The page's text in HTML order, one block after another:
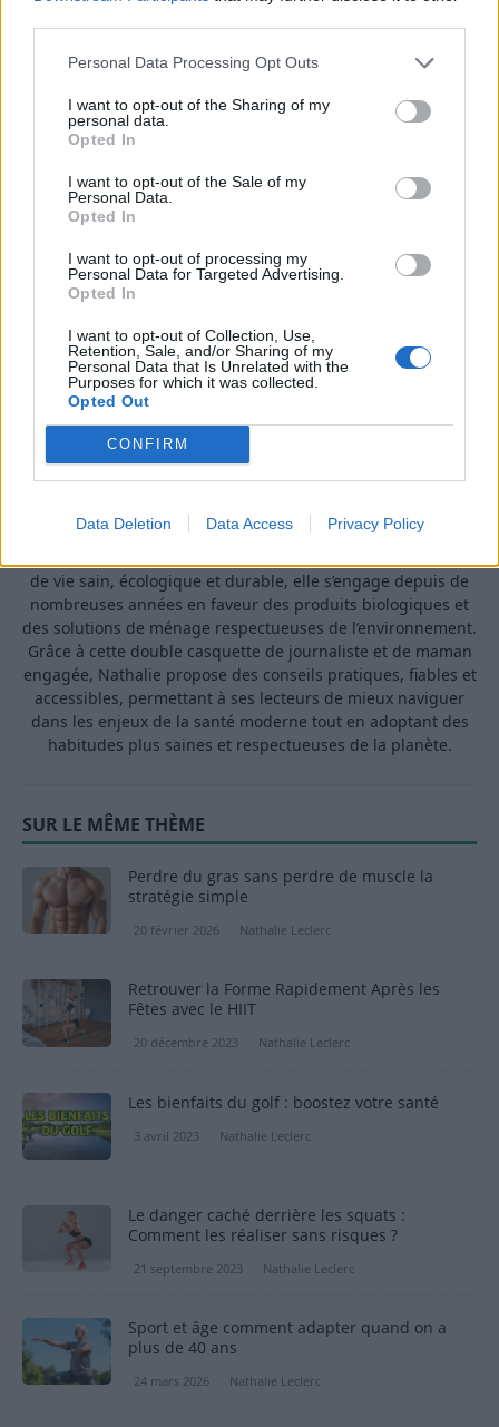
Personal Data Processing Opt Outs
I want to opt-out of the Sharing of my
personal data.
Opted In
I want to opt-out of the Sale of my
Personal Data.
Opted In
I want to opt-out of processing my
Personal Data for Targeted Advertising.
Opted In
I want to opt-out of Collection, Use,
Retention, Sale, and/or Sharing of my
Personal Data that Is Unrelated with the
Purposes for which it was collected.
Opted Out
CONFIRM
Data Deletion Data Access Privacy Policy
bonne récupération. Avec détermination et discipline,
vous arborerez bientôt un ventre sculpté dont vous
serez fier !
SPORT
A propos Nathalie Leclerc
Nathalie Leclerc est une journaliste spécialisée en santé et
médecine. Mère de deux enfants, elle allie une solide
expertise journalistique à une expérience concrète de la
de vie sain, écologique et durable, elle s’engage depuis de
nombreuses années en faveur des produits biologiques et
des solutions de ménage respectueuses de l’environnement.
Grâce à cette double casquette de journaliste et de maman
engagée, Nathalie propose des conseils pratiques, fiables et
accessibles, permettant à ses lecteurs de mieux naviguer
dans les enjeux de la santé moderne tout en adoptant des
habitudes plus saines et respectueuses de la planète.
SUR LE MÊME THÈME
Perdre du gras sans perdre de muscle la
stratégie simple
20 février 2026 Nathalie Leclerc
Retrouver la Forme Rapidement Après les
Fêtes avec le HIIT
20 décembre 2023 Nathalie Leclerc
Les bienfaits du golf : boostez votre santé
3 avril 2023 Nathalie Leclerc
Le danger caché derrière les squats :
Comment les réaliser sans risques ?
21 septembre 2023 Nathalie Leclerc
Sport et âge comment adapter quand on a
plus de 40 ans
24 mars 2026 Nathalie Leclerc